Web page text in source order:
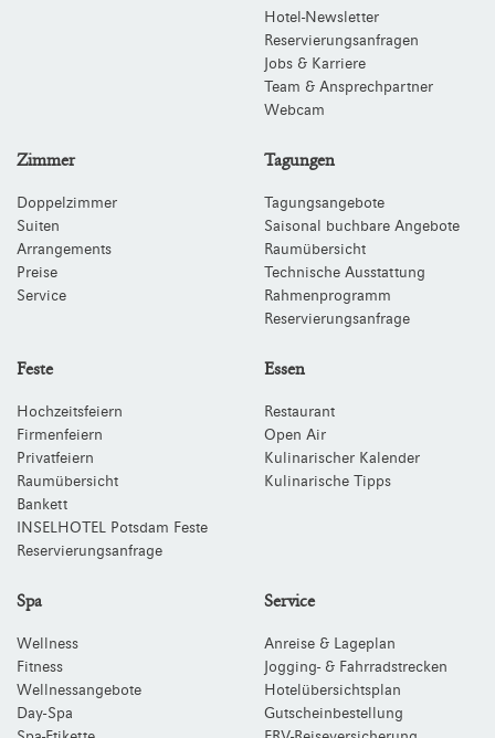
Hotel-Newsletter
Reservierungsanfragen
Jobs & Karriere
Team & Ansprechpartner
Webcam
Zimmer
Doppelzimmer
Suiten
Arrangements
Preise
Service
Tagungen
Tagungsangebote
Saisonal buchbare Angebote
Raumübersicht
Technische Ausstattung
Rahmenprogramm
Reservierungsanfrage
Feste
Hochzeitsfeiern
Firmenfeiern
Privatfeiern
Raumübersicht
Bankett
INSELHOTEL Potsdam Feste
Reservierungsanfrage
Essen
Restaurant
Open Air
Kulinarischer Kalender
Kulinarische Tipps
Spa
Wellness
Fitness
Wellnessangebote
Day-Spa
Service
Anreise & Lageplan
Jogging- & Fahrradstrecken
Hotelübersichtsplan
Gutscheinbestellung